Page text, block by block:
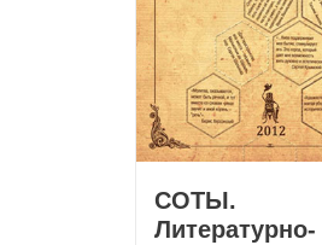
СОТЫ.
Литературно-